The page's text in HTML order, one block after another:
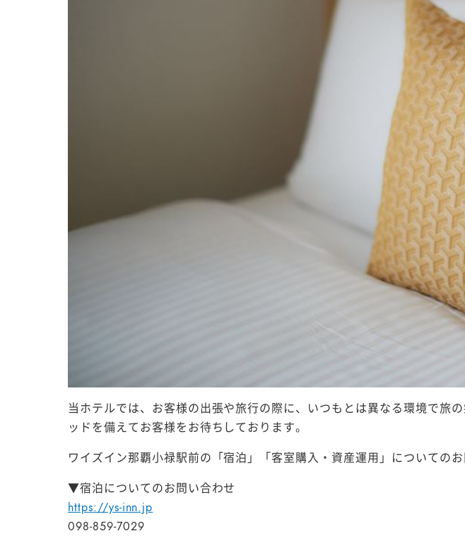
当ホテルでは、お客様の出張や旅行の際に、いつもとは異なる環境で旅
ッドを備えてお客様をお待ちしております。
ワイズイン那覇小禄駅前の「宿泊」「客室購入・資産運用」についての
▼宿泊についてのお問い合わせ
https://ys-inn.jp
098-859-7029